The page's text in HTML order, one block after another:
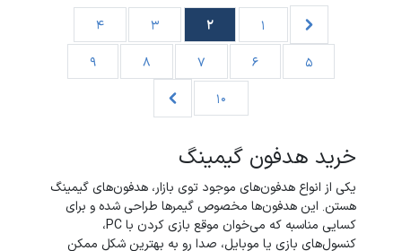
1
2
3
4
5
6
7
8
9
10
خرید هدفون گیمینگ
یکی از انواع هدفون‌های موجود توی بازار، هدفون‌های گیمینگ
هستن. این هدفون‌ها مخصوص گیمرها طراحی شده و برای
کسایی مناسبه که می‌خوان موقع بازی کردن با PC،
کنسول‌های بازی یا موبایل، صدا رو به بهترین شکل ممکن